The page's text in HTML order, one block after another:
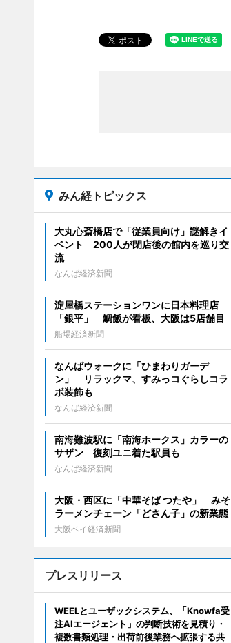
みん経トピックス
大丸心斎橋店で「従業員向け」謎解きイ
ベント 200人が閉店後の館内を巡り交
流
なんば経済新聞
淀屋橋ステーションワンに日本料理店
「銀平」 鯛飯が看板、大阪は5店舗目
船場経済新聞
なんばウォークに「ひまわりガーデ
ン」 リラックマ、すみっコぐらしコラ
ボ装飾も
なんば経済新聞
南海難波駅に「南海ホークス」カラーの
サザン 復刻ユニ着た駅員も
なんば経済新聞
大阪・西区に「中華そば つたや」 みそ
ラーメンチェーン「どさん子」の新業態
大阪ベイ経済新聞
プレスリリース
WEELとユーザックシステム、「Knowfa受
注AIエージェント」の判断技術を見積り・
複数書類処理・出荷前後業務へ拡張する共